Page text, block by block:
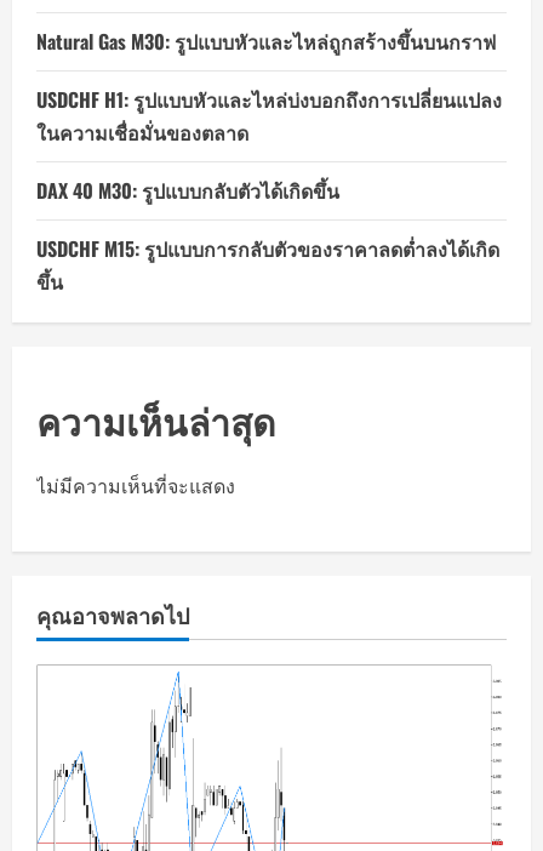
Natural Gas M30: รูปแบบหัวและไหล่ถูกสร้างขึ้นบนกราฟ
USDCHF H1: รูปแบบหัวและไหล่บ่งบอกถึงการเปลี่ยนแปลง
ในความเชื่อมั่นของตลาด
DAX 40 M30: รูปแบบกลับตัวได้เกิดขึ้น
USDCHF M15: รูปแบบการกลับตัวของราคาลดต่ำลงได้เกิด
ขึ้น
ความเห็นล่าสุด
ไม่มีความเห็นที่จะแสดง
คุณอาจพลาดไป